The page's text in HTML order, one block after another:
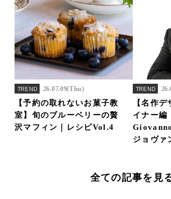
TREND 26.07.09(Thu)
【予約の取れないお菓子教
室】旬のブルーベリーの贅
沢マフィン｜レシピVol.4
TREND
【名作
イナー編
ジョヴァ
全ての記事を見